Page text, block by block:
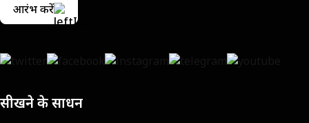
आरंभ करें
सीखने के साधन